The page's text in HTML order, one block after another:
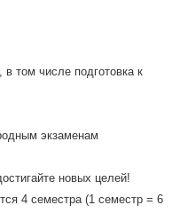
в том числе подготовка к
экзаменам
новых целей!
4 семестра (1 семестр = 6